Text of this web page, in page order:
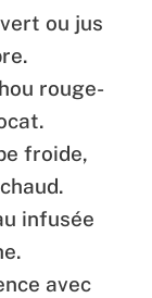
ou jus
rouge-
froide,
infusée
avec